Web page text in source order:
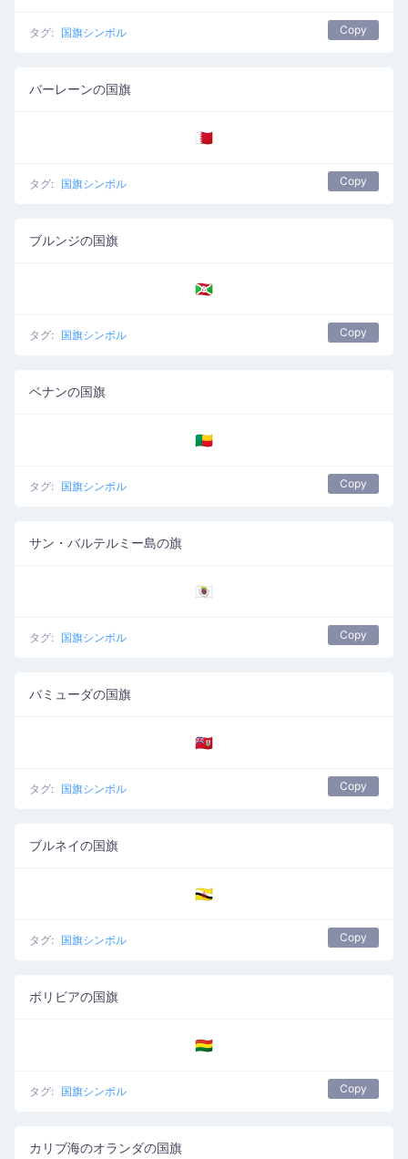
タグ: 国旗シンボル Copy
バーレーンの国旗
🇧🇭
タグ: 国旗シンボル Copy
ブルンジの国旗
🇧🇮
タグ: 国旗シンボル Copy
ベナンの国旗
🇧🇯
タグ: 国旗シンボル Copy
サン・バルテルミー島の旗
🇧🇱
タグ: 国旗シンボル Copy
バミューダの国旗
🇧🇲
タグ: 国旗シンボル Copy
ブルネイの国旗
🇧🇳
タグ: 国旗シンボル Copy
ボリビアの国旗
🇧🇴
タグ: 国旗シンボル Copy
カリブ海のオランダの国旗